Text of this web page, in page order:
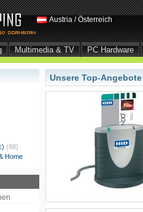
Austria / Österreich
Multimedia & TV PC Hardware
(88)
Home
Unsere Top-Angebote